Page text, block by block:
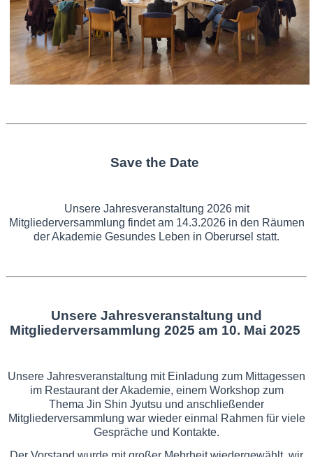
Save the Date
Unsere Jahresveranstaltung 2026 mit
Mitgliederversammlung findet am 14.3.2026 in den Räumen
der Akademie Gesundes Leben in Oberursel statt.
Unsere Jahresveranstaltung und
Mitgliederversammlung 2025 am 10. Mai 2025
Unsere Jahresveranstaltung mit Einladung zum Mittagessen
im Restaurant der Akademie, einem Workshop zum
Thema Jin Shin Jyutsu und anschließender
Mitgliederversammlung war wieder einmal Rahmen für viele
Gespräche und Kontakte.